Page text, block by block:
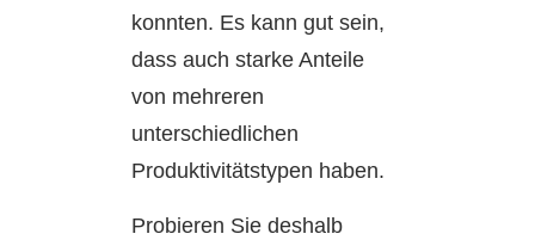
konnten. Es kann gut sein,
dass auch starke Anteile
von mehreren
unterschiedlichen
Produktivitätstypen haben.
Probieren Sie deshalb